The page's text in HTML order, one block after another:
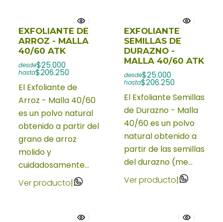
EXFOLIANTE DE
ARROZ - MALLA
40/60 ATK
desde$25.000
hasta$206.250
El Exfoliante de
Arroz - Malla 40/60
es un polvo natural
obtenido a partir del
grano de arroz
molido y
cuidadosamente...
Ver producto|
EXFOLIANTE
SEMILLAS DE
DURAZNO -
MALLA 40/60 ATK
desde$25.000
hasta$206.250
El Exfoliante Semillas
de Durazno - Malla
40/60 es un polvo
natural obtenido a
partir de las semillas
del durazno (me...
Ver producto|